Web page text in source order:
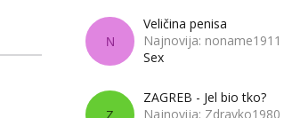
N
Veličina penisa
Najnovija: noname1911
Sex
ZAGREB - Jel bio tko?
Najnovija: Zdravko1980